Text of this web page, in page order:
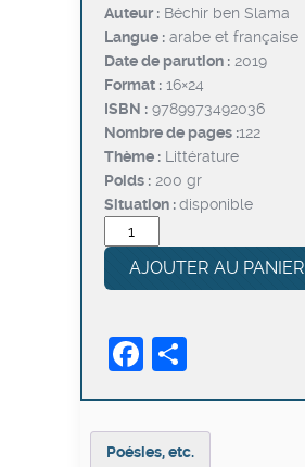
était :
د.ت12,000.
est :
Auteur : Béchir ben Slama
Langue : arabe et française
Date de parution : 2019
Format : 16×24
ISBN : 9789973492036
Nombre de pages :122
Thème : Littérature
Poids : 200 gr
Situation :disponible
quantité
de
Poésies,AJOUTER AU PANIER
Facebook
Poésies, etc.